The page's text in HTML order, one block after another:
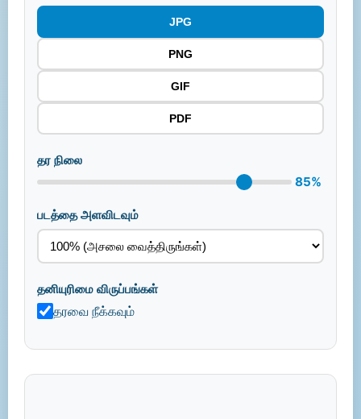
JPG
PNG
GIF
PDF
தர நிலை
85%
படத்தை அளவிடவும்
தனியுரிமை விருப்பங்கள்
தரவை நீக்கவும்